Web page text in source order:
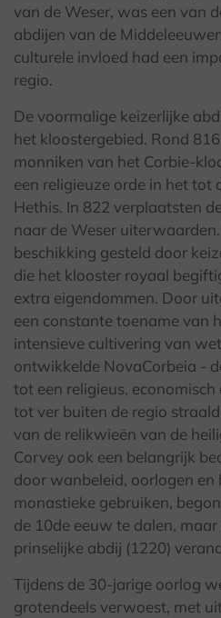
van de Weser, was een van
abdijen van de
culturele invloed had een
regio.
De voormalige keizerlijke
het kloostergebied. Rond
monniken van het Corbie-
een religieuze orde in het tot
Hethis. In 822 verplaatsten
naar de Weser
beschikking gesteld door
die het klooster royaal
extra eigendommen. Door
een constante toename van
intensieve cultivering van
ontwikkelde NovaCorbeia -
tot een religieus,
tot ver buiten de regio
van de relikwieën van de
Corvey ook een belangrijk
door wanbeleid, oorlogen en
monastieke gebruiken,
de 10de eeuw te dalen,
prinselijke abdij (1220)
Tijdens de 30-jarige oorlog
grotendeels verwoest, met